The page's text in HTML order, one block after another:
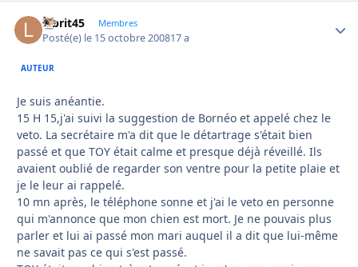
labrit45 Membres
Posté(e) le 15 octobre 200817 a
AUTEUR
Je suis anéantie.
15 H 15,j'ai suivi la suggestion de Bornéo et appelé chez le
veto. La secrétaire m'a dit que le détartrage s'était bien
passé et que TOY était calme et presque déjà réveillé. Ils
avaient oublié de regarder son ventre pour la petite plaie et
je le leur ai rappelé.
10 mn après, le téléphone sonne et j'ai le veto en personne
qui m'annonce que mon chien est mort. Je ne pouvais plus
parler et lui ai passé mon mari auquel il a dit que lui-même
ne savait pas ce qui s'est passé.